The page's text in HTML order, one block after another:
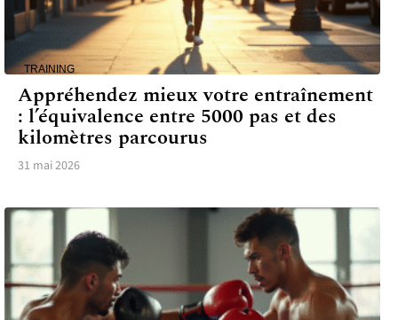
TRAINING
Appréhendez mieux votre entraînement
: l’équivalence entre 5000 pas et des
kilomètres parcourus
31 mai 2026